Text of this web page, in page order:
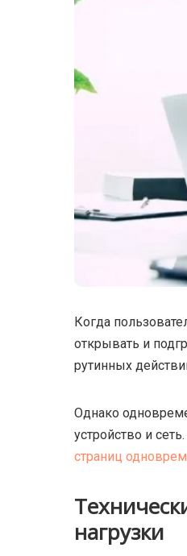
Когда
открывать и
рутинных
Однако
устройство и
страниц
нагрузки